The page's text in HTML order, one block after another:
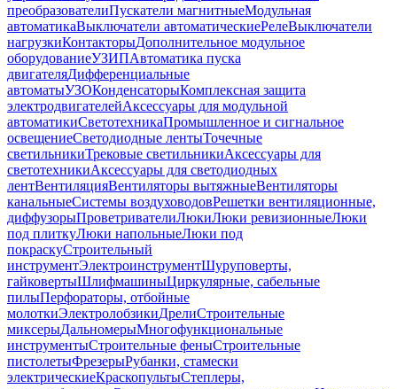
преобразователиПускатели магнитныеМодульная
автоматикаВыключатели автоматическиеРелеВыключатели
нагрузкиКонтакторыДополнительное модульное
оборудованиеУЗИПАвтоматика пуска
двигателяДифференциальные
автоматыУЗОКонденсаторыКомплексная защита
электродвигателейАксессуары для модульной
автоматикиСветотехникаПромышленное и сигнальное
освещениеСветодиодные лентыТочечные
светильникиТрековые светильникиАксессуары для
светотехникиАксессуары для светодиодных
лентВентиляцияВентиляторы вытяжныеВентиляторы
канальныеСистемы воздуховодовРешетки вентиляционные,
диффузорыПроветривателиЛюкиЛюки ревизионныеЛюки
под плиткуЛюки напольныеЛюки под
покраскуСтроительный
инструментЭлектроинструментШуруповерты,
гайковертыШлифмашиныЦиркулярные, сабельные
пилыПерфораторы, отбойные
молоткиЭлектролобзикиДрелиСтроительные
миксерыДальномерыМногофункциональные
инструментыСтроительные феныСтроительные
пистолетыФрезерыРубанки, стамески
электрическиеКраскопультыСтеплеры,